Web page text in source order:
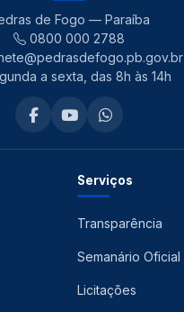
de Fogo — Paraíba
0800 000 2788
a sexta, das 8h às 14h
Serviços
Transparência
Semanário Oficial
Licitações